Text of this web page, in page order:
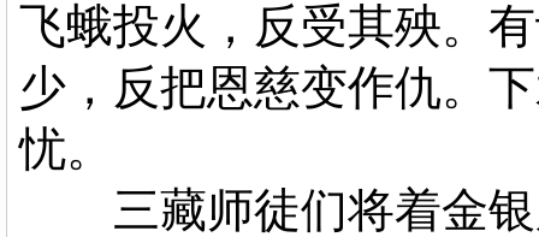
飞蛾投火，反受其殃。
少，反把恩慈变作仇。
忧。
三藏师徒们将着金银